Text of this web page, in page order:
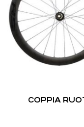
COPPIA